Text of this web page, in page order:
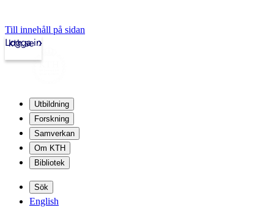
Till innehåll på sidan
kth.se
Logga in
Utbildning
Forskning
Samverkan
Om KTH
Bibliotek
Sök
English